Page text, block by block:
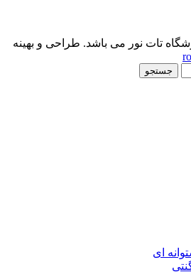
تات نور می باشد. طراحی و بهینه
جستجو
ای